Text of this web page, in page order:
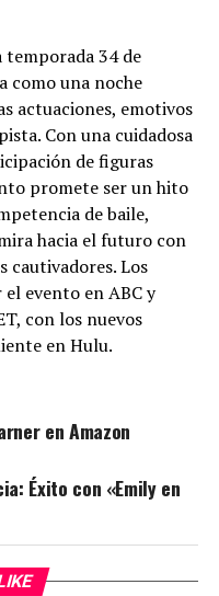
temporada 34 de
como una noche
actuaciones, emotivos
Con una cuidadosa
de figuras
promete ser un hito
de baile,
hacia el futuro con
cautivadores. Los
evento en ABC y
con los nuevos
en Hulu.
en Amazon
Éxito con «Emily en